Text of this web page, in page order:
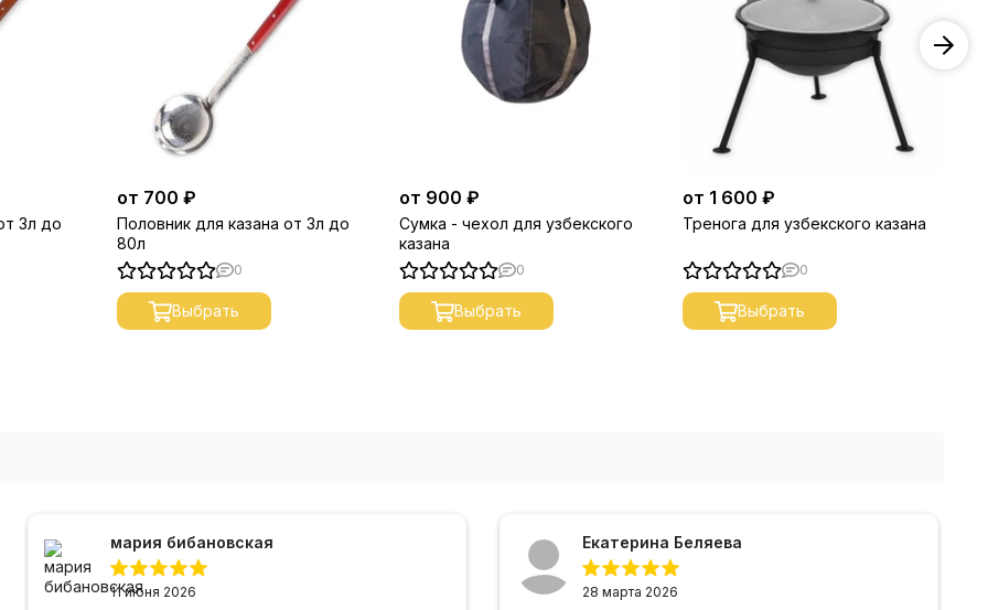
3л до
от 700 ₽
Половник для казана от 3л до
80л
0
Выбрать
от 900 ₽
Сумка - чехол для узбекского
казана
0
Выбрать
от 1 600 ₽
Тренога для узбекского казана
0
Выбрать
мария бибановская
11 июня 2026
Екатерина Беляева
28 марта 2026